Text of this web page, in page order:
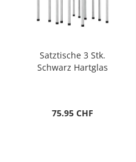
Satztische 3 Stk.
Schwarz Hartglas
75.95 CHF